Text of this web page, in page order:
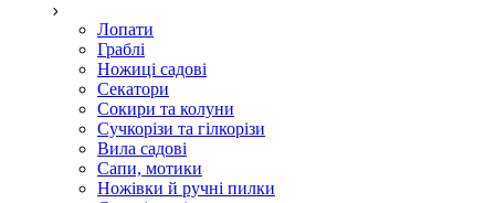
Лопати
Граблі
Ножиці садові
Секатори
Сокири та колуни
Сучкорізи та гілкорізи
Вила садові
Сапи, мотики
Ножівки й ручні пилки